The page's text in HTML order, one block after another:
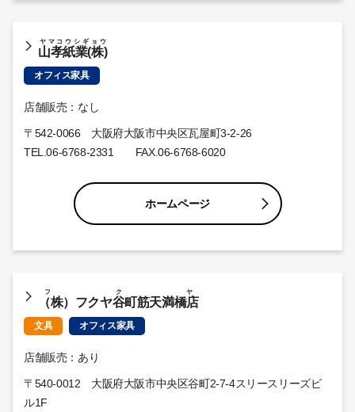
山孝紙業(株)
ヤマコウシギョウ
オフィス家具
店舗販売：なし
〒542-0066 大阪府大阪市中央区瓦屋町3-2-26
TEL.06-6768-2331 FAX.06-6768-6020
ホームページ
（株）フクヤ谷町筋天満橋店
フクヤ
文具 オフィス家具
店舗販売：あり
〒540-0012 大阪府大阪市中央区谷町2-7-4スリースリーズビ
ル1F